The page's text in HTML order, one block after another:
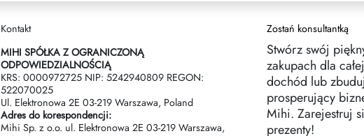
Kontakt
MIHI SPÓŁKA Z OGRANICZONĄ
ODPOWIEDZIALNOŚCIĄ
KRS: 0000972725 NIP: 5242940809 REGON:
522070025
Ul. Elektronowa 2Е 03-219 Warszawa, Poland
Adres do korespondencji:
Mihi Sp. z o.o. ul. Elektronowa 2Е 03-219 Warszawa,
Zostań konsultantką
Stwórz swój
zakupach dla
dochód lub
prosperujący
Mihi. Zarejestruj
prezenty!